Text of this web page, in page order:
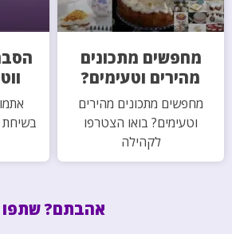
מחפשים מתכונים
מהירים וטעימים?
מחפשים מתכונים מהירים
וטעימים? בואו הצטרפו
לקהילה
בשיחת
אהבתם? שתפו